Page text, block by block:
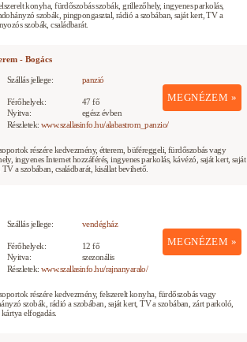
konyha, fürdőszobás szobák, grillezőhely, ingyenes parkolás,
szobák, pingpongasztal, rádió a szobában, saját kert, TV a
szobák, családbarát.
- Bogács
Szállás jellege: panzió
MEGNÉZEM »
Férőhelyek:
47 fő
Nyitva:
egész évben
Részletek: www.szallasinfo.hu/alabastrom_panzio/
részére kedvezmény, étterem, büféreggeli, fürdőszobás vagy
ingyenes Internet hozzáférés, ingyenes parkolás, kávézó, saját kert, saját
a szobában, családbarát, kisállat bevihető.
Szállás jellege: vendégház
MEGNÉZEM »
Férőhelyek:
12 fő
Nyitva:
szezonális
Részletek: www.szallasinfo.hu/rajnanyaralo/
részére kedvezmény, felszerelt konyha, fürdőszobás vagy
szobák, rádió a szobában, saját kert, TV a szobában, zárt parkoló,
elfogadás.